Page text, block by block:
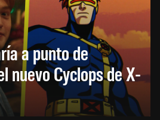
a punto de
nuevo Cyclops de X-